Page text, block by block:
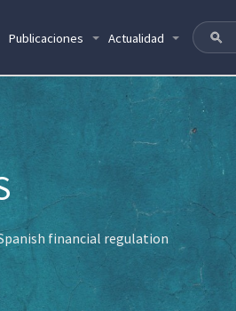
Publicaciones Actualidad
financial regulation